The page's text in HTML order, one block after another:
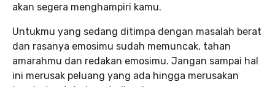
akan segera menghampiri kamu.
Untukmu yang sedang ditimpa dengan masalah berat
dan rasanya emosimu sudah memuncak, tahan
amarahmu dan redakan emosimu. Jangan sampai hal
ini merusak peluang yang ada hingga merusakan